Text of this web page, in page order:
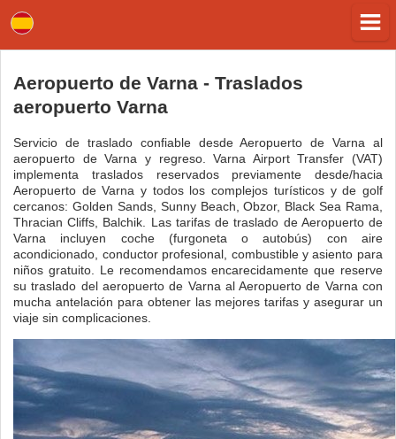
Aeropuerto de Varna - Traslados
aeropuerto Varna
Servicio de traslado confiable desde Aeropuerto de Varna al
aeropuerto de Varna y regreso. Varna Airport Transfer (VAT)
implementa traslados reservados previamente desde/hacia
Aeropuerto de Varna y todos los complejos turísticos y de golf
cercanos: Golden Sands, Sunny Beach, Obzor, Black Sea Rama,
Thracian Cliffs, Balchik. Las tarifas de traslado de Aeropuerto de
Varna incluyen coche (furgoneta o autobús) con aire
acondicionado, conductor profesional, combustible y asiento para
niños gratuito. Le recomendamos encarecidamente que reserve
su traslado del aeropuerto de Varna al Aeropuerto de Varna con
mucha antelación para obtener las mejores tarifas y asegurar un
viaje sin complicaciones.